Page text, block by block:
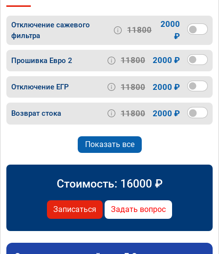
Отключение сажевого
фильтра
11800
2000
₽
Прошивка Евро 2 11800 2000 ₽
Отключение ЕГР 11800 2000 ₽
Возврат стока 11800 2000 ₽
Показать все
Стоимость: 16000 ₽
Записаться Задать вопрос